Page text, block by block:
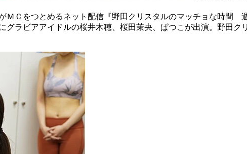
ＭＣをつとめるネット配信『野田クリスタルのマッチョな時間
グラビアアイドルの桜井木穂、桜田茉央、ぱつこが出演。野田